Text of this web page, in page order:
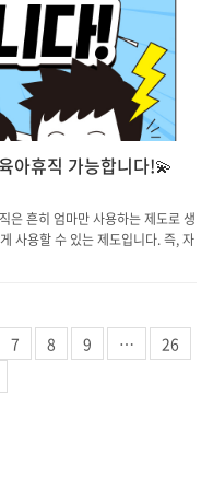
아휴직 가능합니다!💫
은 흔히 엄마만 사용하는 제도로 생
사용할 수 있는 제도입니다. 즉, 자
7 8 9 …
26